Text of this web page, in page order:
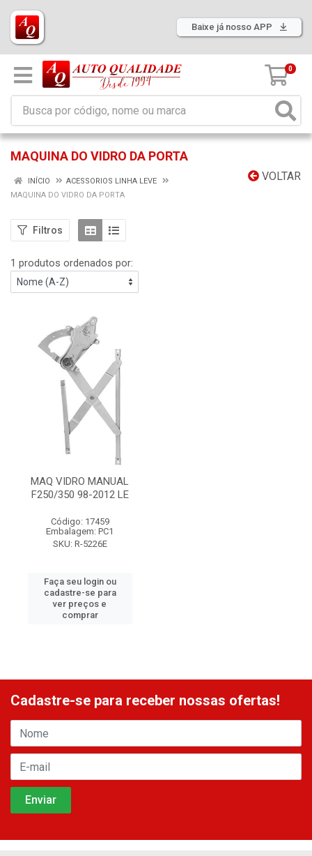
Baixe já nosso APP
0
MAQUINA DO VIDRO DA PORTA
VOLTAR
INÍCIO
ACESSORIOS LINHA LEVE
MAQUINA DO VIDRO DA PORTA
Filtros
1 produtos ordenados por:
MAQ VIDRO MANUAL
F250/350 98-2012 LE
Código: 17459
Embalagem: PC1
SKU: R-5226E
Faça seu login ou
cadastre-se para
ver preços e
comprar
Cadastre-se para receber nossas ofertas!